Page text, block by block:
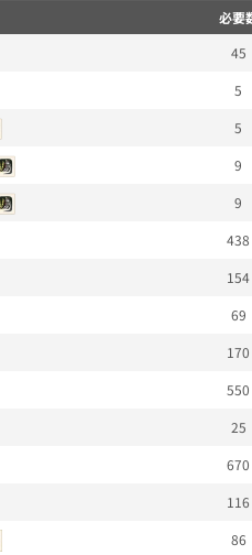
必要
45
5
5
9
9
438
154
69
170
550
25
670
116
86